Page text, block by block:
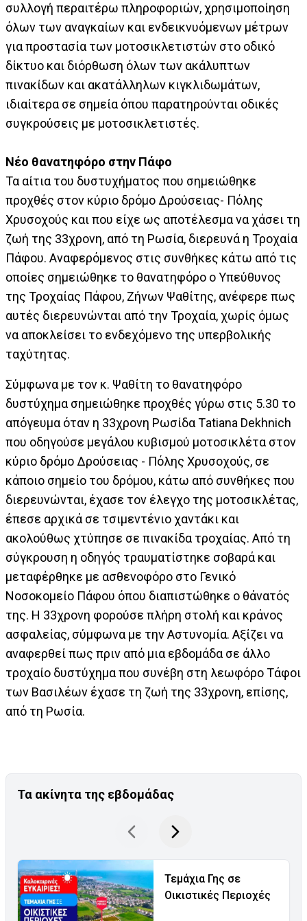
συλλογή περαιτέρω πληροφοριών, χρησιμοποίηση
όλων των αναγκαίων και ενδεικνυόμενων μέτρων
για προστασία των μοτοσικλετιστών στο οδικό
δίκτυο και διόρθωση όλων των ακάλυπτων
πινακίδων και ακατάλληλων κιγκλιδωμάτων,
ιδιαίτερα σε σημεία όπου παρατηρούνται οδικές
συγκρούσεις με μοτοσικλετιστές.
Νέο θανατηφόρο στην Πάφο
Τα αίτια του δυστυχήματος που σημειώθηκε
προχθές στον κύριο δρόμο Δρούσειας- Πόλης
Χρυσοχούς και που είχε ως αποτέλεσμα να χάσει τη
ζωή της 33χρονη, από τη Ρωσία, διερευνά η Τροχαία
Πάφου. Αναφερόμενος στις συνθήκες κάτω από τις
οποίες σημειώθηκε το θανατηφόρο ο Υπεύθυνος
της Τροχαίας Πάφου, Ζήνων Ψαθίτης, ανέφερε πως
αυτές διερευνώνται από την Τροχαία, χωρίς όμως
να αποκλείσει το ενδεχόμενο της υπερβολικής
ταχύτητας.
Σύμφωνα με τον κ. Ψαθίτη το θανατηφόρο
δυστύχημα σημειώθηκε προχθές γύρω στις 5.30 το
απόγευμα όταν η 33χρονη Ρωσίδα Τatiana Dekhnich
που οδηγούσε μεγάλου κυβισμού μοτοσικλέτα στον
κύριο δρόμο Δρούσειας - Πόλης Χρυσοχούς, σε
κάποιο σημείο του δρόμου, κάτω από συνθήκες που
διερευνώνται, έχασε τον έλεγχο της μοτοσικλέτας,
έπεσε αρχικά σε τσιμεντένιο χαντάκι και
ακολούθως χτύπησε σε πινακίδα τροχαίας. Από τη
σύγκρουση η οδηγός τραυματίστηκε σοβαρά και
μεταφέρθηκε με ασθενοφόρο στο Γενικό
Νοσοκομείο Πάφου όπου διαπιστώθηκε ο θάνατός
της. Η 33χρονη φορούσε πλήρη στολή και κράνος
ασφαλείας, σύμφωνα με την Αστυνομία. Αξίζει να
αναφερθεί πως πριν από μια εβδομάδα σε άλλο
τροχαίο δυστύχημα που συνέβη στη λεωφόρο Τάφοι
των Βασιλέων έχασε τη ζωή της 33χρονη, επίσης,
από τη Ρωσία.
Τα ακίνητα της εβδομάδας
Τεμάχια Γης σε
Οικιστικές Περιοχές